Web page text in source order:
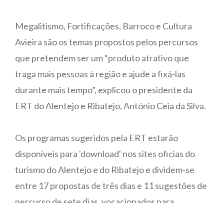
Megalitismo, Fortificações, Barroco e Cultura
Avieira são os temas propostos pelos percursos
que pretendem ser um “produto atrativo que
traga mais pessoas à região e ajude a fixá-las
durante mais tempo”, explicou o presidente da
ERT do Alentejo e Ribatejo, António Ceia da Silva.
Os programas sugeridos pela ERT estarão
disponíveis para 'download' nos sites oficias do
turismo do Alentejo e do Ribatejo e dividem-se
entre 17 propostas de três dias e 11 sugestões de